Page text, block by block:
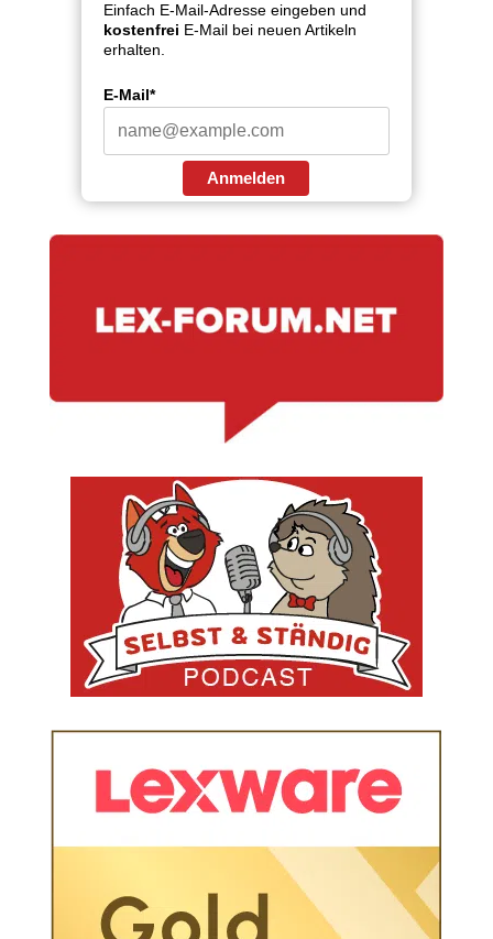
Einfach E-Mail-Adresse eingeben und
kostenfrei E-Mail bei neuen Artikeln
erhalten.
E-Mail*
Anmelden